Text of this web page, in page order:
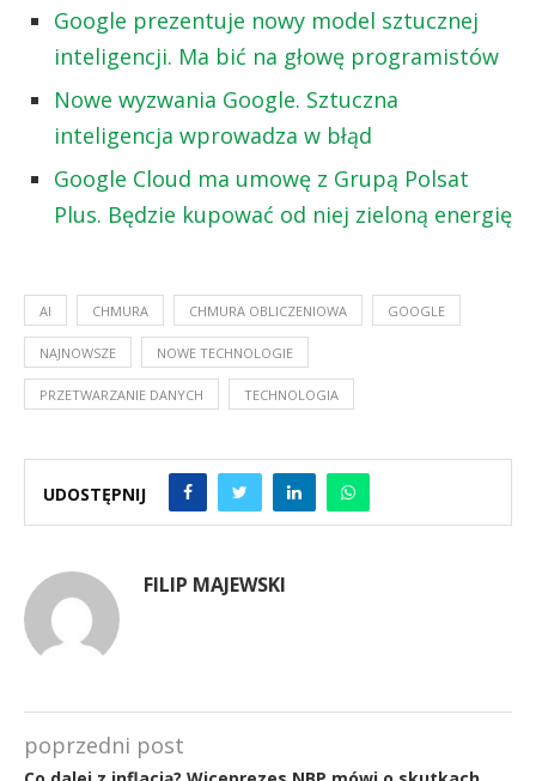
Google prezentuje nowy model sztucznej
inteligencji. Ma bić na głowę programistów
Nowe wyzwania Google. Sztuczna
inteligencja wprowadza w błąd
Google Cloud ma umowę z Grupą Polsat
Plus. Będzie kupować od niej zieloną energię
AI CHMURA CHMURA OBLICZENIOWA GOOGLE
NAJNOWSZE NOWE TECHNOLOGIE
PRZETWARZANIE DANYCH TECHNOLOGIA
UDOSTĘPNIJ
FILIP MAJEWSKI
poprzedni post